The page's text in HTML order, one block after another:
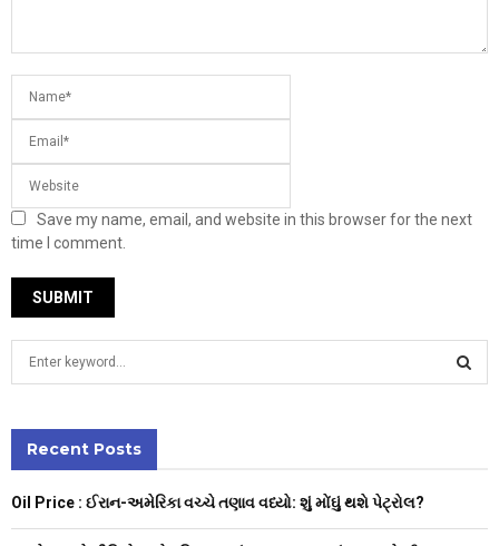
Save my name, email, and website in this browser for the next
time I comment.
h
Recent Posts
Oil Price : ઈરાન-અમેરિકા વચ્ચે તણાવ વધ્યો: શું મોંઘું થશે પેટ્રોલ?